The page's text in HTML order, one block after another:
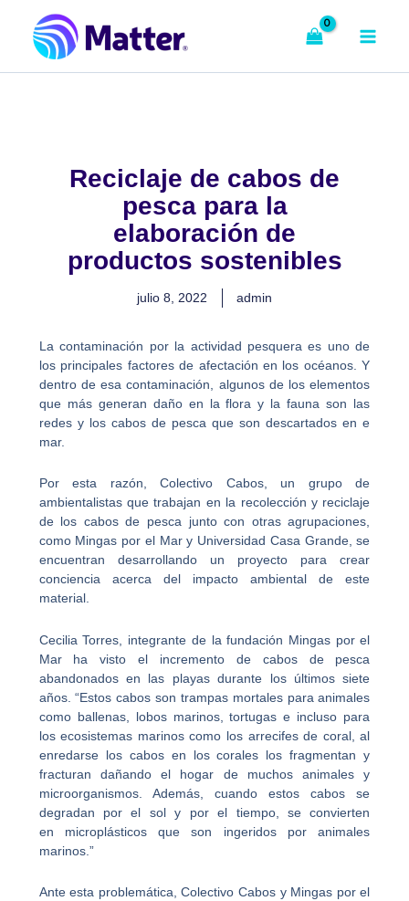
contenido
Reciclaje de cabos de
pesca para la
elaboración de
productos sostenibles
julio 8, 2022 admin
La contaminación por la actividad pesquera es uno de
los principales factores de afectación en los océanos. Y
dentro de esa contaminación, algunos de los elementos
que más generan daño en la flora y la fauna son las
redes y los cabos de pesca que son descartados en e
mar.
Por esta razón, Colectivo Cabos, un grupo de
ambientalistas que trabajan en la recolección y reciclaje
de los cabos de pesca junto con otras agrupaciones,
como Mingas por el Mar y Universidad Casa Grande, se
encuentran desarrollando un proyecto para crear
conciencia acerca del impacto ambiental de este
material.
Cecilia Torres, integrante de la fundación Mingas por el
Mar ha visto el incremento de cabos de pesca
abandonados en las playas durante los últimos siete
años. “Estos cabos son trampas mortales para animales
como ballenas, lobos marinos, tortugas e incluso para
los ecosistemas marinos como los arrecifes de coral, al
enredarse los cabos en los corales los fragmentan y
fracturan dañando el hogar de muchos animales y
microorganismos. Además, cuando estos cabos se
degradan por el sol y por el tiempo, se convierten
en microplásticos que son ingeridos por animales
marinos.”
Ante esta problemática, Colectivo Cabos y Mingas por el